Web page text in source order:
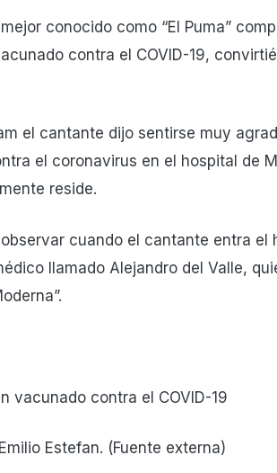
conocido como “El Puma”
contra el COVID-19,
el cantante dijo sentirse muy
el coronavirus en el hospital de
reside.
cuando el cantante entra el
llamado Alejandro del Valle,
Estefan. (Fuente externa)